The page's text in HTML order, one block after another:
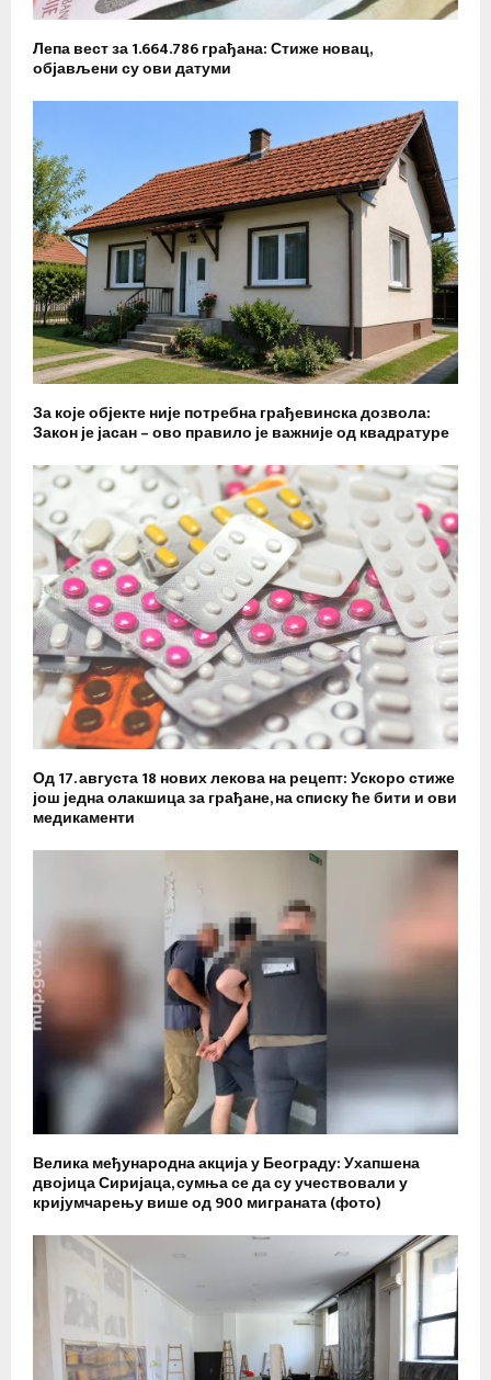
Лепа вест за 1.664.786 грађана: Стиже новац,
објављени су ови датуми
За које објекте није потребна грађевинска дозвола:
Закон је јасан – ово правило је важније од квадратуре
Од 17. августа 18 нових лекова на рецепт: Ускоро стиже
још једна олакшица за грађане, на списку ће бити и ови
медикаменти
Велика међународна акција у Београду: Ухапшена
двојица Сиријаца, сумња се да су учествовали у
кријумчарењу више од 900 миграната (фото)